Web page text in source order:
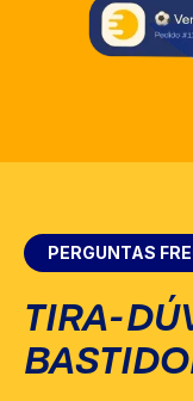
PERGUNTAS
TIRA-